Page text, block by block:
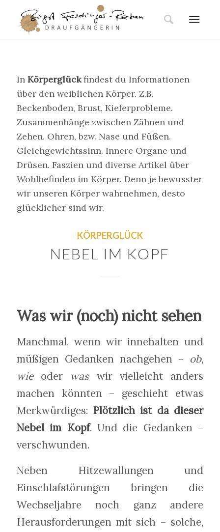
In Körperglückfindest du Informationen
über den weiblichen Körper. Z.B.
Beckenboden, Brust, Kieferprobleme.
Zusammenhänge zwischen Zähnen und
Zehen. Ohren, bzw. Nase und Füßen.
Gleichgewichtssinn. Innere Organe und
Drüsen. Faszien und diverse Artikel über
Wohlbefinden im Körper. Denn je bewusster
wir unseren Körper wahrnehmen, desto
glücklicher sind wir.
KÖRPERGLÜCK
NEBEL IM KOPF
Was wir (noch) nicht sehen
Manchmal, wenn wir innehalten und
müßigen Gedanken nachgehen – ob,
wie oder was wir vielleicht anders
machen könnten – geschieht etwas
Merkwürdiges: Plötzlich ist da dieser
Nebel im Kopf. Und die Gedanken –
verschwunden.
Neben Hitzewallungen und
Einschlafstörungen bringen die
Wechseljahre noch ganz andere
Herausforderungen mit sich – solche,